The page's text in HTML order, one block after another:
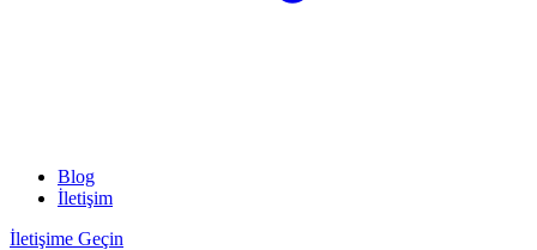
Blog
İletişim
İletişime Geçin